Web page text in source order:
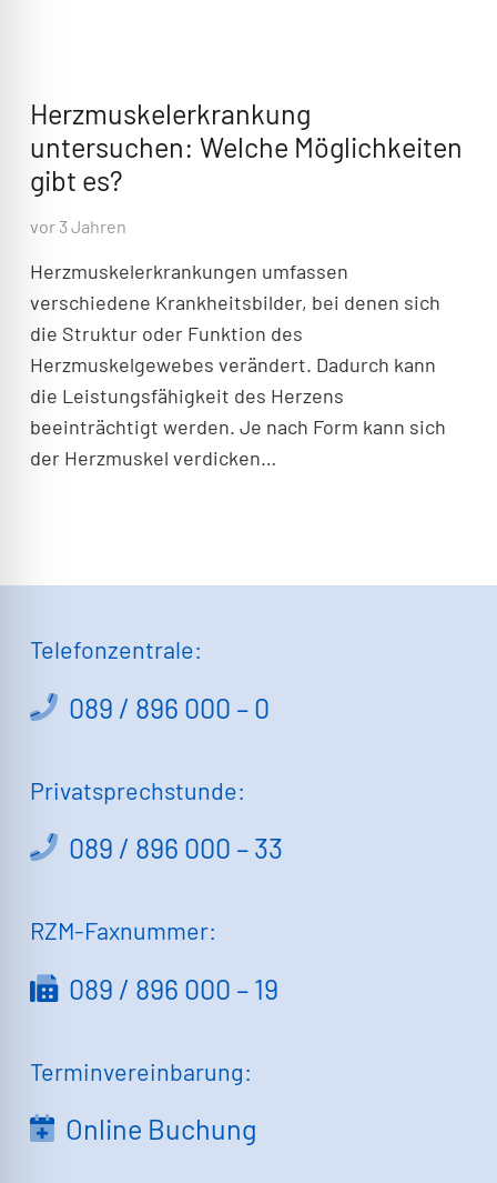
Herzmuskelerkrankung
untersuchen: Welche Möglichkeiten
gibt es?
vor 3 Jahren
Herzmuskelerkrankungen umfassen
verschiedene Krankheitsbilder, bei denen sich
die Struktur oder Funktion des
Herzmuskelgewebes verändert. Dadurch kann
die Leistungsfähigkeit des Herzens
beeinträchtigt werden. Je nach Form kann sich
der Herzmuskel verdicken…
Telefonzentrale:
089 / 896 000 – 0
Privatsprechstunde:
089 / 896 000 – 33
RZM-Faxnummer:
089 / 896 000 – 19
Terminvereinbarung:
Online Buchung